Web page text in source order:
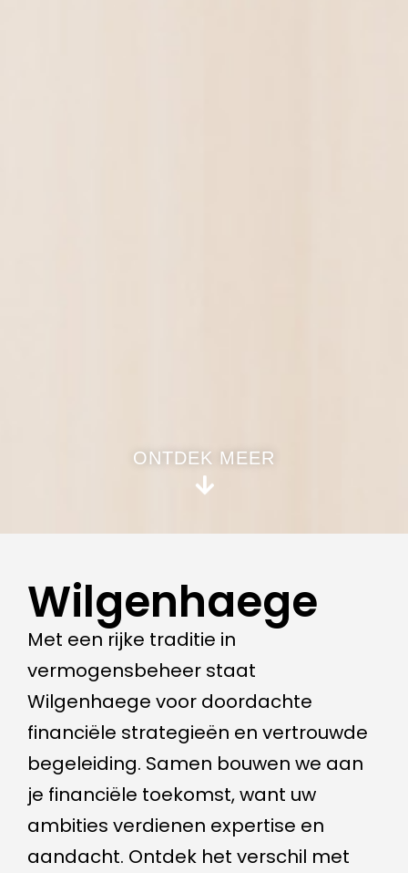
ONTDEK MEER
Wilgenhaege
Met een rijke traditie in
vermogensbeheer staat
Wilgenhaege voor doordachte
financiële strategieën en vertrouwde
begeleiding. Samen bouwen we aan
je financiële toekomst, want uw
ambities verdienen expertise en
aandacht. Ontdek het verschil met